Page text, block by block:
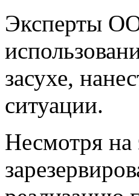
Эксперты
засухе,
ситуации.
Несмотря